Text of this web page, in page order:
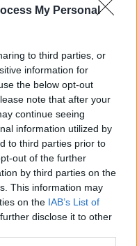
My Personal
to third parties, or
information for
the below opt-out
note that after your
continue seeing
information utilized by
to third parties prior to
out of the further
by third parties on the
This information may
on the IAB’s List of
disclose it to other
in musica e racconta la
di musicisti locali
delfolk italiano. Venerdì
i Varna Boulevard,
viaggio musicale alla
e internazionali.
de Le Tre Meno un
con le canzoni popolari
sud Italia.
di
Ginevra di Marco , la
da Giovanni Lindo
italiano, che scalderà
di popoli e terre lontane.